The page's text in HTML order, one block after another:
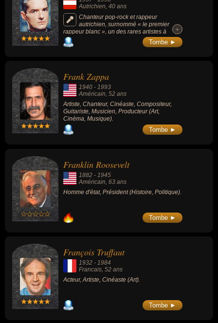
Autrichien , 40 ans
Chanteur pop-rock et rappeur
autrichien, surnommé « le premier
rappeur blanc », un des rares artistes à
aligner des titres en allemand au classement
du Billboard, le plus grand chanteur issu d'un
+
+
Tombe ►
Frank Zappa
1940 - 1993
Américain, 52 ans
Artiste, Chanteur, Cinéaste, Compositeur,
Guitariste, Musicien, Producteur (Art,
Cinéma, Musique).
Tombe ►
Franklin Roosevelt
1882 - 1945
Américain, 63 ans
Homme d'état, Président (Histoire, Politique).
Tombe ►
François Truffaut
1932 - 1984
Francais, 52 ans
Acteur, Artiste, Cinéaste (Art).
Tombe ►